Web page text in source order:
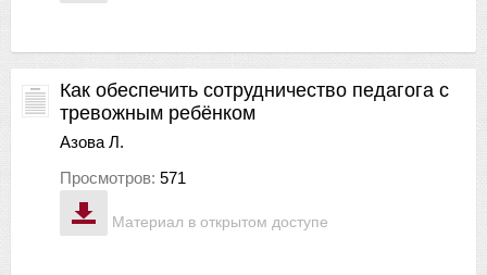
Материал в открытом доступе
Как обеспечить сотрудничество педагога с
тревожным ребёнком
Азова Л.
Просмотров: 571